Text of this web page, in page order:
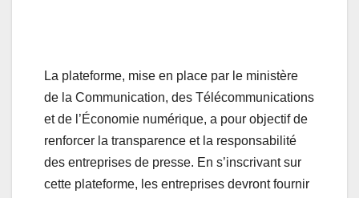
La plateforme, mise en place par le ministère
de la Communication, des Télécommunications
et de l’Économie numérique, a pour objectif de
renforcer la transparence et la responsabilité
des entreprises de presse. En s’inscrivant sur
cette plateforme, les entreprises devront fournir